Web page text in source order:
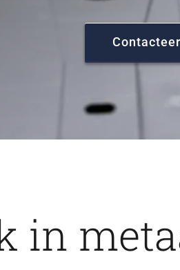
in